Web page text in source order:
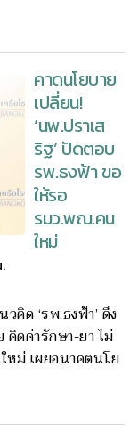
คาดนโยบาย
เปลี่ยน!
‘นพ.ปราเส
ริฐ’ ปัดตอบ
รพ.ธงฟ้า ขอ
ให้รอ
รมว.พณ.คน
ใหม่
คิด ‘รพ.ธงฟ้า’ ดึง
คิดค่ารักษา-ยา ไม่
หม่ เผยอนาคตนโย